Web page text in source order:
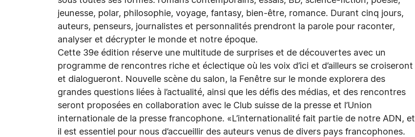
jeunesse, polar, philosophie, voyage, fantasy, bien-être, romance. Durant cinq jours,
auteurs, penseurs, journalistes et personnalités prendront la parole pour raconter,
analyser et décrypter le monde et notre époque.
Cette 39e édition réserve une multitude de surprises et de découvertes avec un
programme de rencontres riche et éclectique où les voix d’ici et d’ailleurs se croiseront
et dialogueront. Nouvelle scène du salon, la Fenêtre sur le monde explorera des
grandes questions liées à l’actualité, ainsi que les défis des médias, et des rencontres
seront proposées en collaboration avec le Club suisse de la presse et l’Union
internationale de la presse francophone. «L’internationalité fait partie de notre ADN, et
il est essentiel pour nous d’accueillir des auteurs venus de divers pays francophones.